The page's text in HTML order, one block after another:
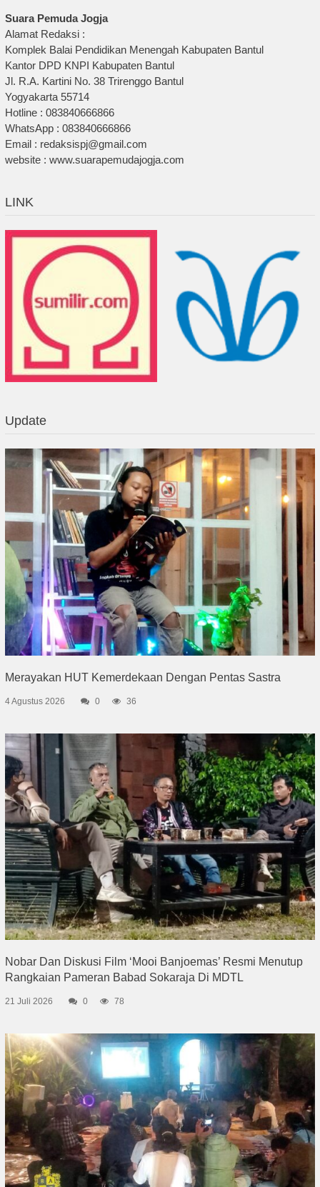
Suara Pemuda Jogja
Alamat Redaksi :
Komplek Balai Pendidikan Menengah Kabupaten Bantul
Kantor DPD KNPI Kabupaten Bantul
Jl. R.A. Kartini No. 38 Trirenggo Bantul
Yogyakarta 55714
Hotline : 083840666866
WhatsApp : 083840666866
Email : redaksispj@gmail.com
website : www.suarapemudajogja.com
LINK
Update
Merayakan HUT Kemerdekaan Dengan Pentas Sastra
4 Agustus 2026 0 36
Nobar Dan Diskusi Film ‘Mooi Banjoemas’ Resmi Menutup
Rangkaian Pameran Babad Sokaraja Di MDTL
21 Juli 2026 0 78